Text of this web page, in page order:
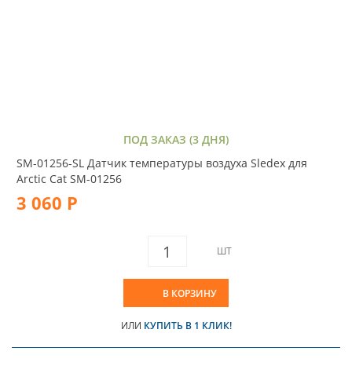
ПОД ЗАКАЗ (3 ДНЯ)
SM-01256-SL Датчик температуры воздуха Sledex для
Arctic Cat SM-01256
3 060 Р
ШТ
В КОРЗИНУ
ИЛИ КУПИТЬ В 1 КЛИК!